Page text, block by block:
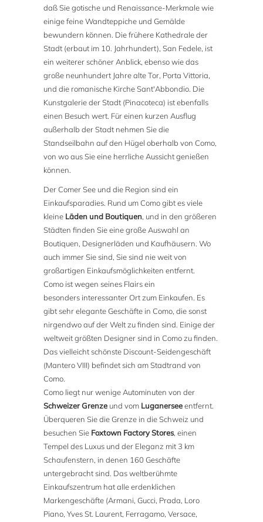
daß Sie gotische und Renaissance-Merkmale wie
einige feine Wandteppiche und Gemälde
bewundern können. Die frühere Kathedrale der
Stadt (erbaut im 10. Jahrhundert), San Fedele, ist
ein weiterer schöner Anblick, ebenso wie das
große neunhundert Jahre alte Tor, Porta Vittoria,
und die romanische Kirche Sant'Abbondio. Die
Kunstgalerie der Stadt (Pinacoteca) ist ebenfalls
einen Besuch wert. Für einen kurzen Ausflug
außerhalb der Stadt nehmen Sie die
Standseilbahn auf den Hügel oberhalb von Como,
von wo aus Sie eine herrliche Aussicht genießen
können.
Der Comer See und die Region sind ein
Einkaufsparadies. Rund um Como gibt es viele
kleine Läden und Boutiquen, und in den größeren
Städten finden Sie eine große Auswahl an
Boutiquen, Designerläden und Kaufhäusern. Wo
auch immer Sie sind, Sie sind nie weit von
großartigen Einkaufsmöglichkeiten entfernt.
Como ist wegen seines Flairs ein
besonders interessanter Ort zum Einkaufen. Es
gibt sehr elegante Geschäfte in Como, die sonst
nirgendwo auf der Welt zu finden sind. Einige der
weltweit größten Designer sind in Como zu finden.
Das vielleicht schönste Discount-Seidengeschäft
(Mantero VIII) befindet sich am Stadtrand von
Como.
Como liegt nur wenige Autominuten von der
Schweizer Grenze und vom Luganerseeentfernt.
Überqueren Sie die Grenze in die Schweiz und
besuchen Sie Foxtown Factory Stores, einen
Tempel des Luxus und der Eleganz mit 3 km
Schaufenstern, in denen 160 Geschäfte
untergebracht sind. Das weltberühmte
Einkaufszentrum hat alle erdenklichen
Markengeschäfte (Armani, Gucci, Prada, Loro
Piano, Yves St. Laurent, Ferragamo, Versace,